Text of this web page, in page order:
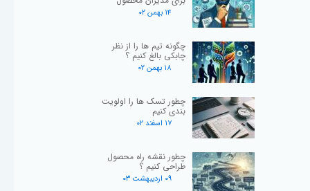
۱۴ بهمن ۰۲
چگونه تیم ها را از نظر
چابکی بالغ کنیم ؟
۱۸ بهمن ۰۲
چطور تسک ها را اولویت
بندی کنیم
۱۷ اسفند ۰۲
چطور نقشه راه محصول
طراحی کنیم ؟
۰۹ اردیبهشت ۰۳